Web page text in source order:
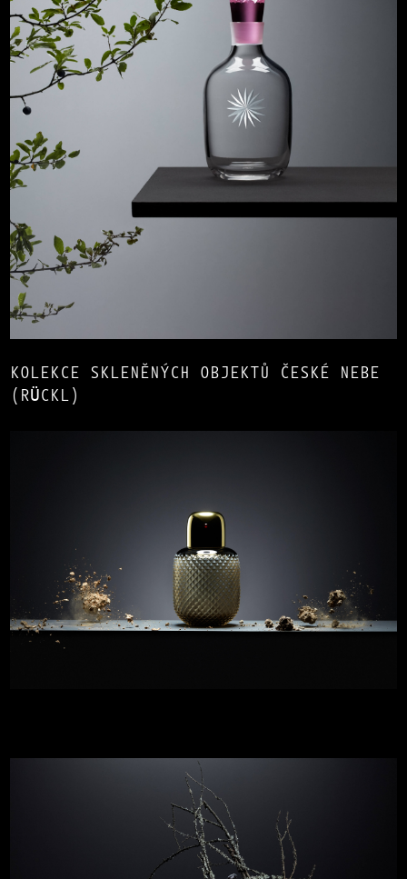
KOLEKCE SKLENĚNÝCH OBJEKTŮ ČESKÉ NEBE
(RÜCKL)